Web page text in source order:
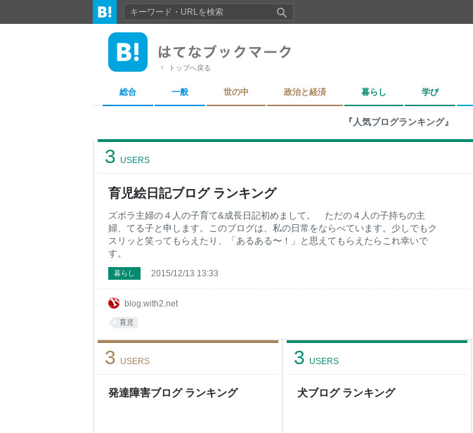
トップへ戻る
総合 一般 世の中 政治と経済 暮らし 学び
『人気ブログランキング』
育児絵日記ブログ ランキング
3 USERS
blog.with2.net
ズボラ主婦の４人の子育て&成長日記初めまして。 ただの４人の子持ちの主
婦、てる子と申します。このブログは、私の日常をならべています。少しでもク
スリッと笑ってもらえたり、「あるある〜！」と思えてもらえたらこれ幸いで
す。
暮らし 2015/12/13 13:33
育児
発達障害ブログ ランキング
3 USERS
犬ブログ ランキング
3 USERS